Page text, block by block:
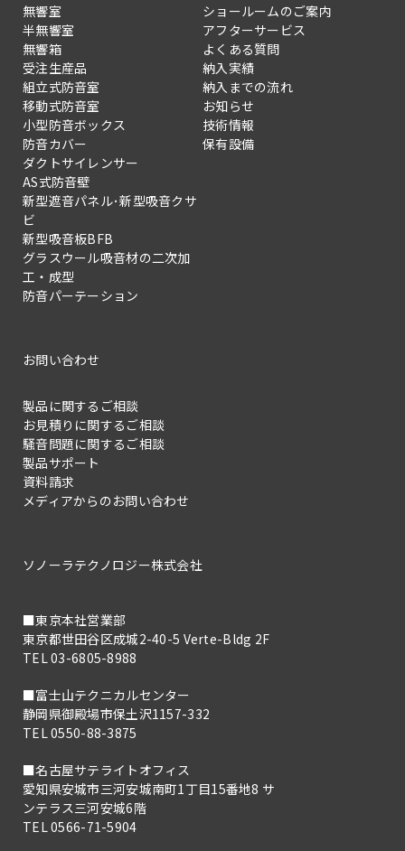
無響室
半無響室
無響箱
受注生産品
組立式防音室
移動式防音室
小型防音ボックス
防音カバー
ダクトサイレンサー
AS式防音壁
新型遮音パネル･新型吸音クサ
ビ
新型吸音板BFB
グラスウール吸音材の二次加
工・成型
防音パーテーション
ショールームのご案内
アフターサービス
よくある質問
納入実績
納入までの流れ
お知らせ
技術情報
保有設備
お問い合わせ
製品に関するご相談
お見積りに関するご相談
騒音問題に関するご相談
製品サポート
資料請求
メディアからのお問い合わせ
ソノーラテクノロジー株式会社
■東京本社営業部
東京都世田谷区成城2-40-5 Verte-Bldg 2F
TEL 03-6805-8988
■富士山テクニカルセンター
静岡県御殿場市保土沢1157-332
TEL 0550-88-3875
■名古屋サテライトオフィス
愛知県安城市三河安城南町1丁目15番地8 サ
ンテラス三河安城6階
TEL 0566-71-5904